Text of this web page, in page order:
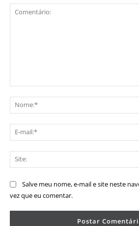
Salve meu nome, e-mail e site neste
vez que eu comentar.